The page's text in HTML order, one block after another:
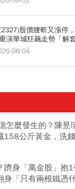
股價腰斬又漲停
演華城狂飆走勢「解
點名08-04
怎麼發生的？陳昱
158公斤黃金，洗
躋身「萬金股」抱
身「只有兩根鐵憑